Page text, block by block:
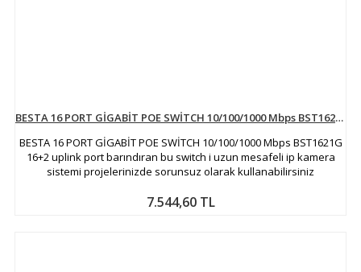
BESTA 16 PORT GİGABİT POE SWİTCH 10/100/1000 Mbps BST1621G
BESTA 16 PORT GİGABİT POE SWİTCH 10/100/1000 Mbps BST1621G
16+2 uplink port barındıran bu switch i uzun mesafeli ip kamera
sistemi projelerinizde sorunsuz olarak kullanabilirsiniz
7.544,60 TL